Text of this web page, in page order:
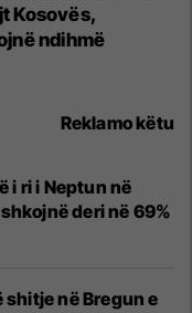
Kosovës,
ndihmë
Reklamo këtu
i ri i Neptun në
deri në 69%
shitje në Bregun e